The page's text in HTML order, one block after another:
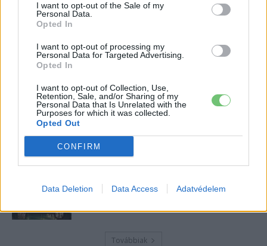
I want to opt-out of the Sale of my
Personal Data.
Opted In
I want to opt-out of processing my
Personal Data for Targeted Advertising.
Opted In
I want to opt-out of Collection, Use,
Retention, Sale, and/or Sharing of my
Personal Data that Is Unrelated with the
Purposes for which it was collected.
Opted Out
CONFIRM
Data Deletion Data Access Adatvédelem
München csak most érte utol Debrecent:
2026-08-04
lehet a hiba az elektromos...
2026-08-05
9 perc töltés, 450 kilométer hatótáv – ezzel
indulhat harcba a...
Továbbiak